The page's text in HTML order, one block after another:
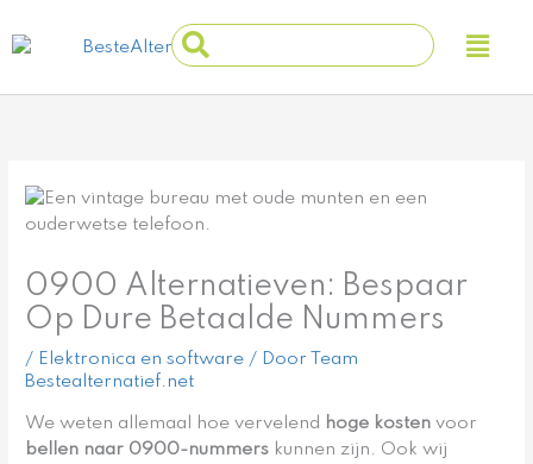
naar
inhoud
Main
Menu
Search
...
0900 Alternatieven: Bespaar
Op Dure Betaalde Nummers
/ Elektronica en software / Door
Team
Bestealternatief.net
We weten allemaal hoe vervelend hoge kosten voor
bellen naar 0900-nummers kunnen zijn. Ook wij